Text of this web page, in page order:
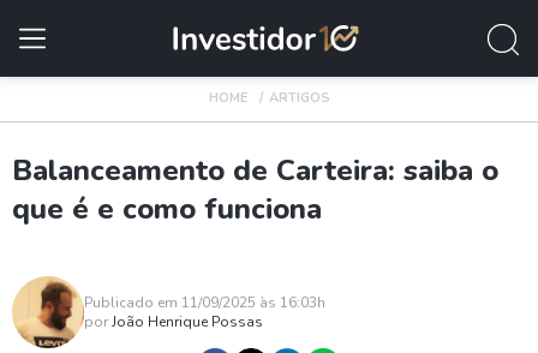
HOME ARTIGOS
Balanceamento de Carteira: saiba o
que é e como funciona
Publicado em 11/09/2025 às 16:03h
porJoão Henrique Possas